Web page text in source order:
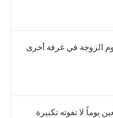
الزوجة في غرفة أخرى
لا تفوته تكبيرة